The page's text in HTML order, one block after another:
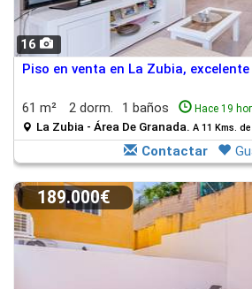
16
Piso en venta en La Zubia,
61 m² 2 dorm. 1 baños Hace 19
La Zubia - Área De Granada. A 11 Kms.
Contactar
189.000€